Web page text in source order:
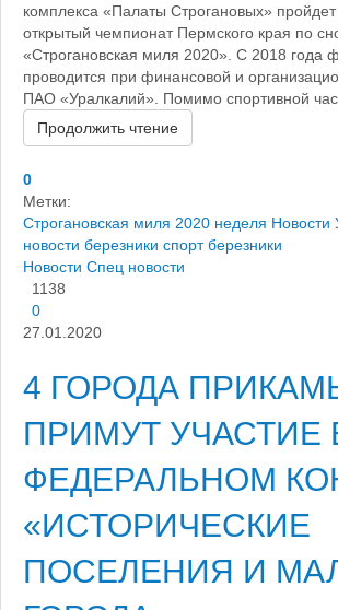
комплекса «Палаты Строгановых»
открытый чемпионат Пермского края по
«Строгановская миля 2020». С 2018 года
проводится при финансовой и
ПАО «Уралкалий». Помимо спортивной
Продолжить чтение
0
Метки:
Строгановская миля 2020 неделя Новости
новости березники спорт березники
Новости Спец новости
1138
0
27.01.2020
4 ГОРОДА
ПРИМУТ УЧАСТИЕ
ФЕДЕРАЛЬНОМ
«ИСТОРИЧЕСКИЕ
ПОСЕЛЕНИЯ И